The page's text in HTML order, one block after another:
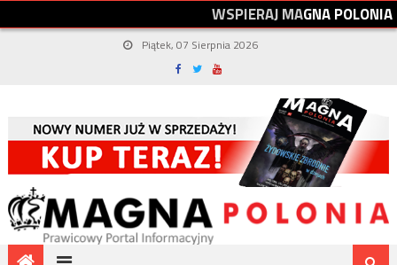
WSPIERAJMAGNAPOLONIA
Piątek, 07 Sierpnia 2026